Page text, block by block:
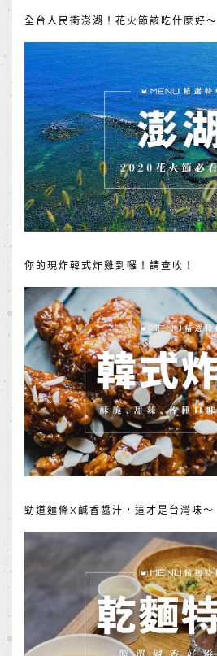
全台人民衝澎湖！花火節該吃什麼好～
你的現炸韓式炸雞到囉！請查收！
勁道麵條X鹹香醬汁，這才是台灣味～